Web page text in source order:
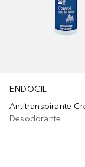
ENDOCIL
Desodorante